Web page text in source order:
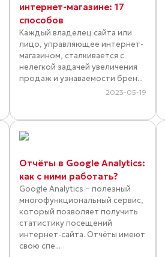
интернет-магазине: 17
способов
Каждый владелец сайта или
лицо, управляющее интернет-
магазином, сталкивается с
нелегкой задачей увеличения
продаж и узнаваемости брен...
2023-05-19
Отчёты в Google Analytics:
как с ними работать?
Google Analytics − полезный
многофункциональный сервис,
который позволяет получить
статистику посещений
интернет-сайта. Отчёты имеют
свою спе...